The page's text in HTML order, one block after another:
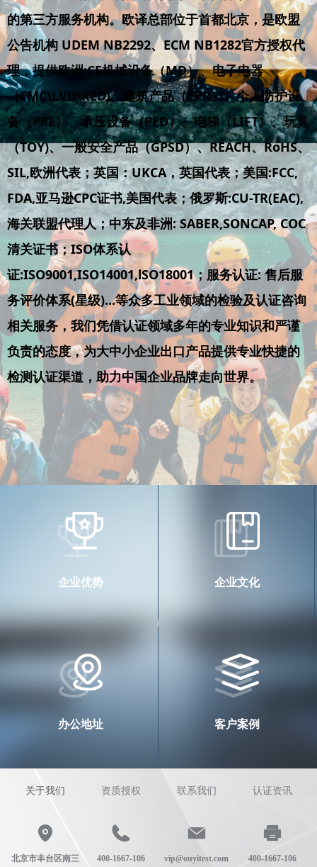
的第三方服务机构。欧译总部位于首都北京，是欧盟
公告机构 UDEM NB2292、ECM NB1282官方授权代
理，提供欧洲:CE机械设备（MD）、电子电器
（EMC\LVD\RED)、建筑产品（CPR）、个人防护设
备（PPE）、承压设备（PED）、电梯（LIFT）、玩具
（TOY)、一般安全产品（GPSD）、REACH、RoHS、
SIL,欧洲代表；英国：UKCA，英国代表；美国:FCC,
FDA,亚马逊CPC证书,美国代表；俄罗斯:CU-TR(EAC),
海关联盟代理人；中东及非洲: SABER,SONCAP, COC
清关证书；ISO体系认
证:ISO9001,ISO14001,lSO18001；服务认证: 售后服
务评价体系(星级)...等众多工业领域的检验及认证咨询
相关服务，我们凭借认证领域多年的专业知识和严谨
负责的态度，为大中小企业出口产品提供专业快捷的
检测认证渠道，助力中国企业品牌走向世界。
企业优势
查看详情
企业文化
查看详情
办公地址
查看详情
客户案例
查看详情
北京市丰台区南三 400-1667-106 vip@ouyitest.com 400-1667-106
关于我们 资质授权 联系我们 认证资讯